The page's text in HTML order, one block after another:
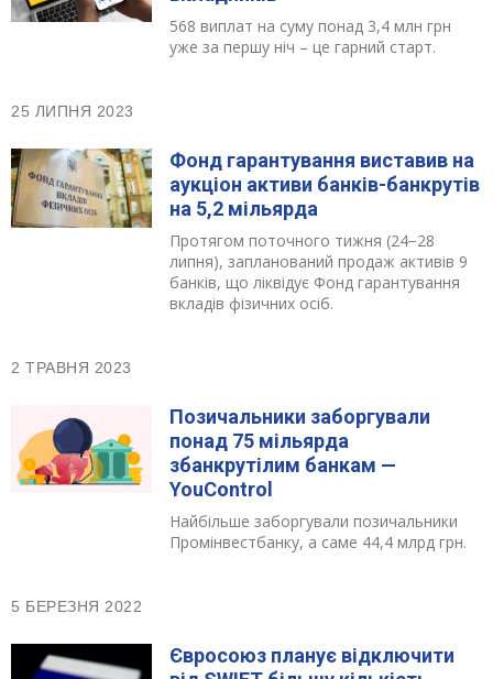
568 виплат на суму понад 3,4 млн грн
уже за першу ніч – це гарний старт.
25 ЛИПНЯ 2023
Фонд гарантування виставив на
аукціон активи банків-банкрутів
на 5,2 мільярда
Протягом поточного тижня (24−28
липня), запланований продаж активів 9
банків, що ліквідує Фонд гарантування
вкладів фізичних осіб.
2 ТРАВНЯ 2023
Позичальники заборгували
понад 75 мільярда
збанкрутілим банкам —
YouControl
Найбільше заборгували позичальники
Промінвестбанку, а саме 44,4 млрд грн.
5 БЕРЕЗНЯ 2022
Євросоюз планує відключити